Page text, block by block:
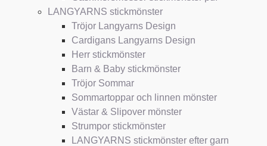
LANGYARNS stickmönster
Tröjor Langyarns Design
Cardigans Langyarns Design
Herr stickmönster
Barn & Baby stickmönster
Tröjor Sommar
Sommartoppar och linnen mönster
Västar & Slipover mönster
Strumpor stickmönster
LANGYARNS stickmönster efter garn